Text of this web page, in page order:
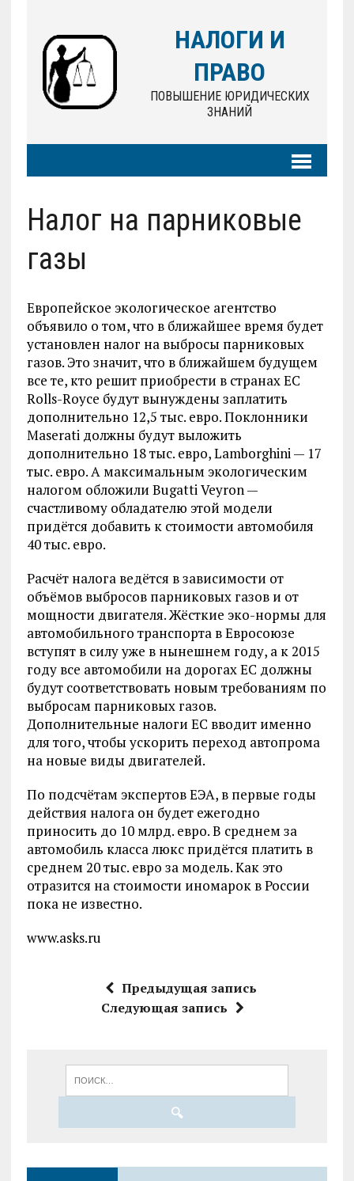
НАЛОГИ И
ПРАВО
ПОВЫШЕНИЕ ЮРИДИЧЕСКИХ
ЗНАНИЙ
Налог на парниковые
газы
Европейское экологическое агентство
объявило о том, что в ближайшее время будет
установлен налог на выбросы парниковых
газов. Это значит, что в ближайшем будущем
все те, кто решит приобрести в странах ЕС
Rolls-Royce будут вынуждены заплатить
дополнительно 12,5 тыс. евро. Поклонники
Maserati должны будут выложить
дополнительно 18 тыс. евро, Lamborghini — 17
тыс. евро. А максимальным экологическим
налогом обложили Bugatti Veyron —
счастливому обладателю этой модели
придётся добавить к стоимости автомобиля
40 тыс. евро.
Расчёт налога ведётся в зависимости от
объёмов выбросов парниковых газов и от
мощности двигателя. Жёсткие эко-нормы для
автомобильного транспорта в Евросоюзе
вступят в силу уже в нынешнем году, а к 2015
году все автомобили на дорогах ЕС должны
будут соответствовать новым требованиям по
выбросам парниковых газов.
Дополнительные налоги ЕС вводит именно
для того, чтобы ускорить переход автопрома
на новые виды двигателей.
По подсчётам экспертов ЕЭА, в первые годы
действия налога он будет ежегодно
приносить до 10 млрд. евро. В среднем за
автомобиль класса люкс придётся платить в
среднем 20 тыс. евро за модель. Как это
отразится на стоимости иномарок в России
пока не известно.
www.asks.ru
Предыдущая запись
Следующая запись